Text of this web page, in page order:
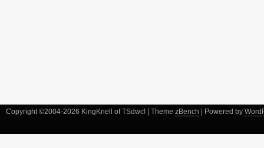
Copyright ©2004-2026 KingKnell of TSdwc! | Theme zBench | Powered by